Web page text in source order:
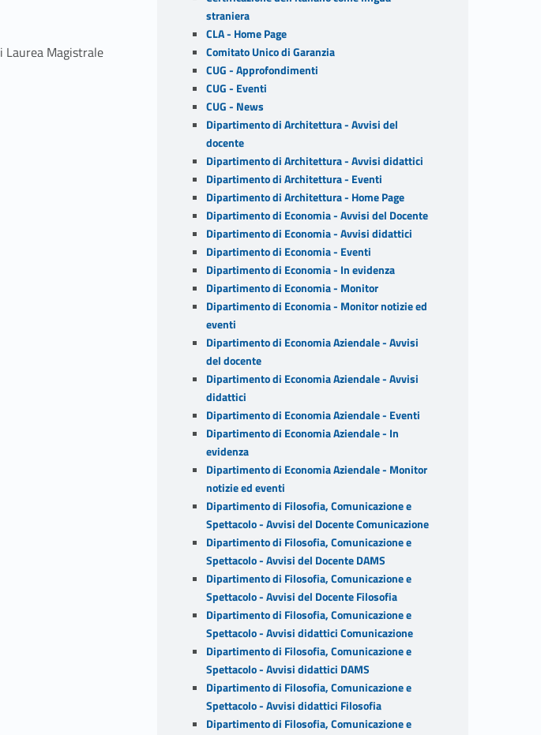
Laurea Magistrale
straniera
CLA - Home Page
Comitato Unico di Garanzia
CUG - Approfondimenti
CUG - Eventi
CUG - News
Dipartimento di Architettura - Avvisi del
docente
Dipartimento di Architettura - Avvisi didattici
Dipartimento di Architettura - Eventi
Dipartimento di Architettura - Home Page
Dipartimento di Economia - Avvisi del Docente
Dipartimento di Economia - Avvisi didattici
Dipartimento di Economia - Eventi
Dipartimento di Economia - In evidenza
Dipartimento di Economia - Monitor
Dipartimento di Economia - Monitor notizie ed
eventi
Dipartimento di Economia Aziendale - Avvisi
del docente
Dipartimento di Economia Aziendale - Avvisi
didattici
Dipartimento di Economia Aziendale - Eventi
Dipartimento di Economia Aziendale - In
evidenza
Dipartimento di Economia Aziendale - Monitor
notizie ed eventi
Dipartimento di Filosofia, Comunicazione e
Spettacolo - Avvisi del Docente Comunicazione
Dipartimento di Filosofia, Comunicazione e
Spettacolo - Avvisi del Docente DAMS
Dipartimento di Filosofia, Comunicazione e
Spettacolo - Avvisi del Docente Filosofia
Dipartimento di Filosofia, Comunicazione e
Spettacolo - Avvisi didattici Comunicazione
Dipartimento di Filosofia, Comunicazione e
Spettacolo - Avvisi didattici DAMS
Dipartimento di Filosofia, Comunicazione e
Spettacolo - Avvisi didattici Filosofia
Dipartimento di Filosofia, Comunicazione e